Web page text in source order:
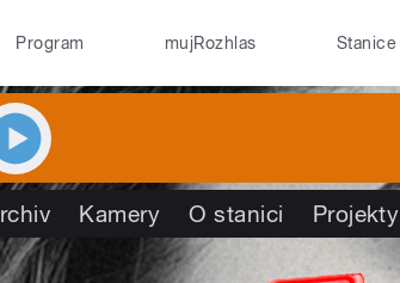
Program mujRozhlas Stanice
Kamery O stanici Projekty